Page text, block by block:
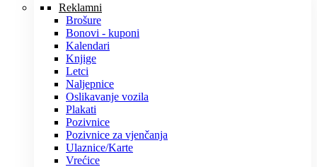
Reklamni
Brošure
Bonovi - kuponi
Kalendari
Knjige
Letci
Naljepnice
Oslikavanje vozila
Plakati
Pozivnice
Pozivnice za vjenčanja
Ulaznice/Karte
Vrećice